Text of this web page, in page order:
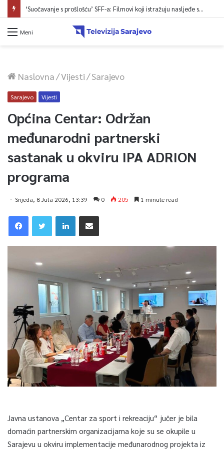
‘Suočavanje s prošlošću’ SFF-a: Filmovi koji istražuju nasljeđe sukoba i mogućnosti otpora
Meni
Naslovna/Vijesti/Sarajevo
Sarajevo Vijesti
Općina Centar: Održan
međunarodni partnerski
sastanak u okviru IPA ADRION
programa
Srijeda, 8 Jula 2026, 13:39 0 205 1 minute read
Javna ustanova „Centar za sport i rekreaciju“ jučer je bila
domaćin partnerskim organizacijama koje su se okupile u
Sarajevu u okviru implementacije međunarodnog projekta iz